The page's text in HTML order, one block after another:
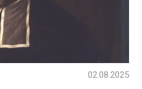
02.08.2025